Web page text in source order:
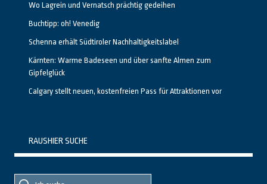
Wo Lagrein und Vernatsch prächtig gedeihen
Buchtipp: oh! Venedig
Schenna erhält Südtiroler Nachhaltigkeitslabel
Kärnten: Warme Badeseen und über sanfte Almen zum
Gipfelglück
Calgary stellt neuen, kostenfreien Pass für Attraktionen vor
RAUSHIER SUCHE
Suche
Suche